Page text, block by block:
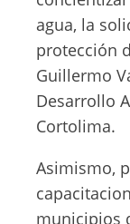
agua, la
protección
Guillermo
Desarrollo
Cortolima.
Asimismo,
municipios